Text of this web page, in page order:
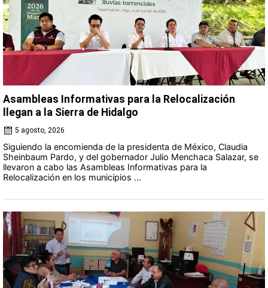
Asambleas Informativas para la Relocalización
llegan a la Sierra de Hidalgo
5 agosto, 2026
Siguiendo la encomienda de la presidenta de México, Claudia
Sheinbaum Pardo, y del gobernador Julio Menchaca Salazar, se
llevaron a cabo las Asambleas Informativas para la
Relocalización en los municipios ...